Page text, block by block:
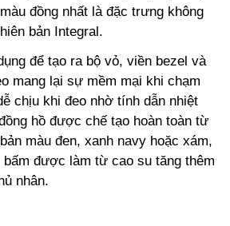
đồng nhất là đặc trưng không
bản Integral.
để tạo ra bộ vỏ, viền bezel và
mang lại sự mềm mại khi chạm
chịu khi đeo nhờ tính dẫn nhiệt
hồ được chế tạo hoàn toàn từ
màu đen, xanh navy hoặc xám,
bấm được làm từ cao su tăng thêm
nhân.